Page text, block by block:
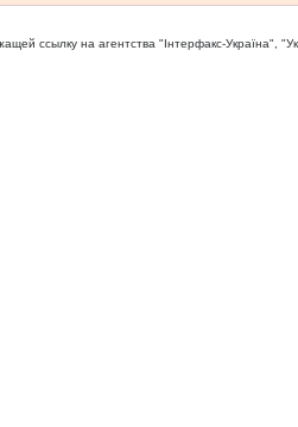
ссылку на агентства "Iнтерфакс-Україна",